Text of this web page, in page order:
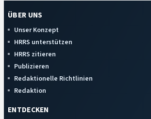
ÜBER UNS
Unser Konzept
HRRS unterstützen
HRRS zitieren
Publizieren
Redaktionelle Richtlinien
Redaktion
ENTDECKEN